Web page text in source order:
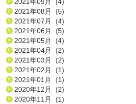
2021年08月 (5)
2021年07月 (4)
2021年06月 (5)
2021年05月 (4)
2021年04月 (2)
2021年03月 (2)
2021年02月 (1)
2021年01月 (1)
2020年12月 (2)
2020年11月 (1)